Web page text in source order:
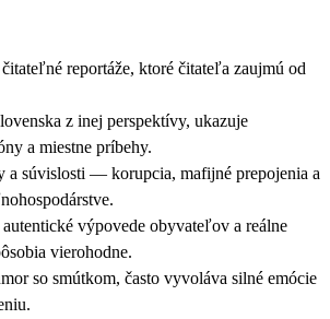
reportáže, ktoré čitateľa zaujmú od
z inej perspektívy, ukazuje
a miestne príbehy.
a súvislosti — korupcia, mafijné prepojenia a
výpovede obyvateľov a reálne
vierohodne.
so smútkom, často vyvoláva silné emócie